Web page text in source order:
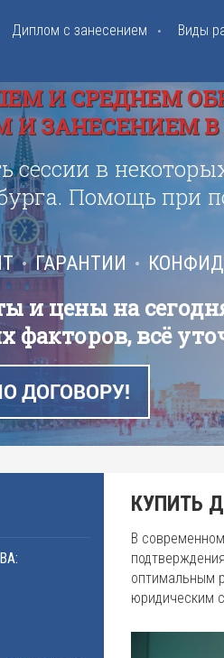
Диплом с занесением Виды
И СРЕДНЕМ
ЗАНЕСЕНИЕМ В
сессии в
Помощь при
ГАРАНТИИ
и цены на
факторов, всё
ДОГОВОРУ!
КУПИТЬ
В
оптимальным
юридическим